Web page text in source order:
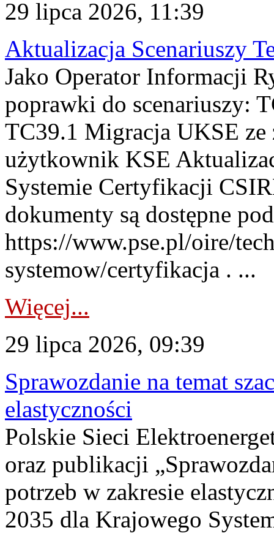
29 lipca 2026, 11:39
Aktualizacja Scenariuszy
Jako Operator Informacji
poprawki do scenariuszy:
TC39.1 Migracja UKSE
użytkownik KSE
Systemie Certyfikacji
dokumenty są dostępne
https://www.pse.pl/oire/
systemow/certyfikacja . ...
Więcej...
29 lipca 2026, 09:39
Sprawozdanie na temat
elastyczności
Polskie Sieci
oraz publikacji
potrzeb w zakresie
2035 dla Krajowego